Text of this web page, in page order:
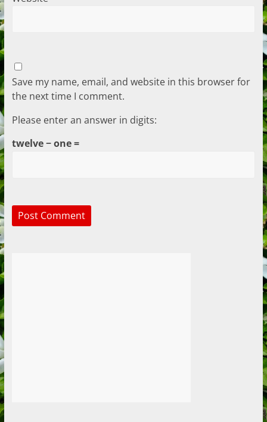
Save my name, email, and website in this browser for
the next time I comment.
Please enter an answer in digits:
twelve − one =